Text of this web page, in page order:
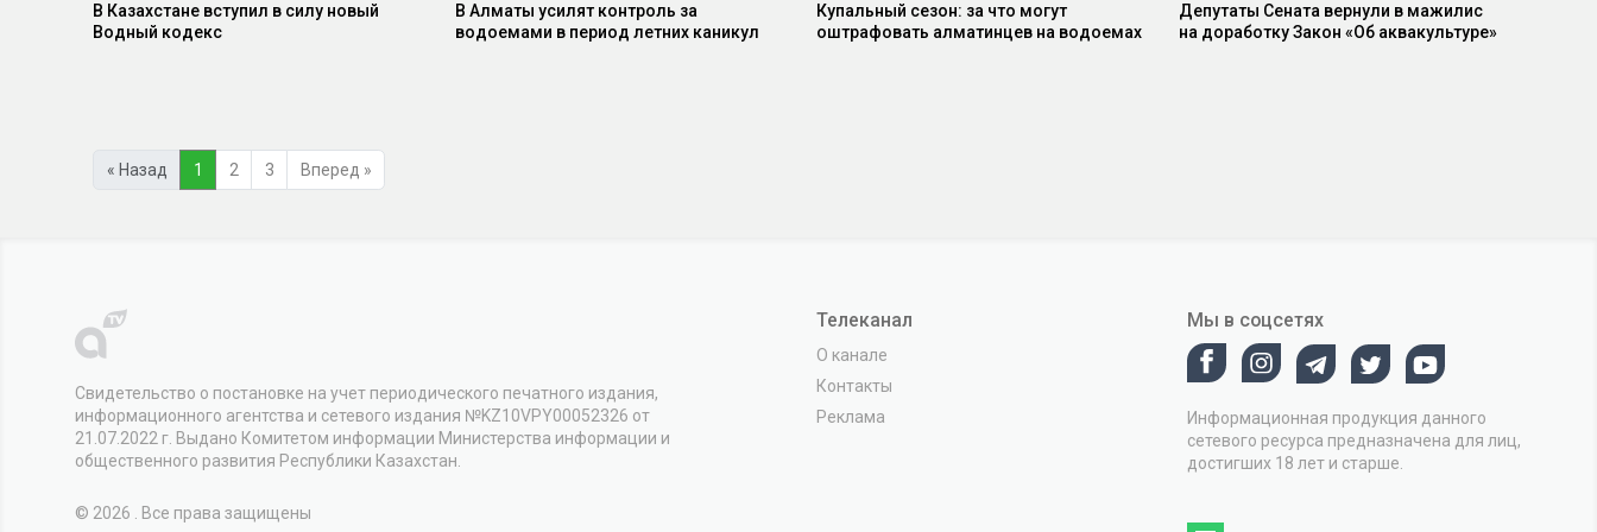
В Казахстане вступил в силу новый
Водный кодекс
В Алматы усилят контроль за
водоемами в период летних каникул
Купальный сезон: за что могут
оштрафовать алматинцев на водоемах
Депутаты Сената вернули в мажилис
на доработку Закон «Об аквакультуре»
« Назад 1 2 3 Вперед »
Свидетельство о постановке на учет периодического печатного издания,
информационного агентства и сетевого издания №KZ10VPY00052326 от
21.07.2022 г. Выдано Комитетом информации Министерства информации и
общественного развития Республики Казахстан.
© 2026 . Все права защищены
Телеканал
О канале
Контакты
Реклама
Мы в соцсетях
Информационная продукция данного
сетевого ресурса предназначена для лиц,
достигших 18 лет и старше.